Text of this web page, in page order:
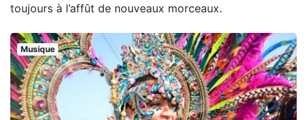
toujours à l’affût de nouveaux morceaux.
Musique